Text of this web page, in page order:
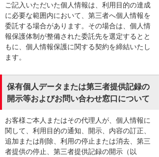
ご記入いただいた個人情報は、利用目的の達成
に必要な範囲内において、第三者へ個人情報を
委託する場合があります。その場合は、個人情
報保護体制が整備された委託先を選定するとと
もに、個人情報保護に関する契約を締結いたし
ます。
保有個人データまたは第三者提供記録の
開示等およびお問い合わせ窓口について
お客様ご本人またはその代理人が、個人情報に
関して、利用目的の通知、開示、内容の訂正、
追加または削除、利用の停止または消去、第三
者提供の停止、第三者提供記録の開示（以